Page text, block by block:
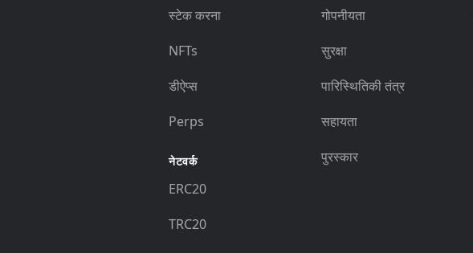
स्टेक करना
NFTs
डीऐप्स
Perps
नेटवर्क
ERC20
TRC20
गोपनीयता
सुरक्षा
पारिस्थितिकी तंत्र
सहायता
पुरस्कार